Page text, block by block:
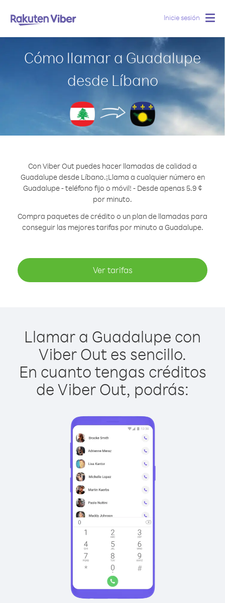
Inicie sesión
Cómo llamar a Guadalupe
desde Líbano
Con Viber Out puedes hacer llamadas de calidad a
Guadalupe desde Líbano.¡Llama a cualquier número en
Guadalupe - teléfono fijo o móvil! - Desde apenas 5.9 ¢
por minuto.
Compra paquetes de crédito o un plan de llamadas para
conseguir las mejores tarifas por minuto a Guadalupe.
Ver tarifas
Llamar a Guadalupe con
Viber Out es sencillo.
En cuanto tengas créditos
de Viber Out, podrás: